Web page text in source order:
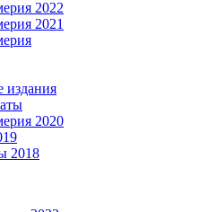
2022
2021
издания
2020
2018